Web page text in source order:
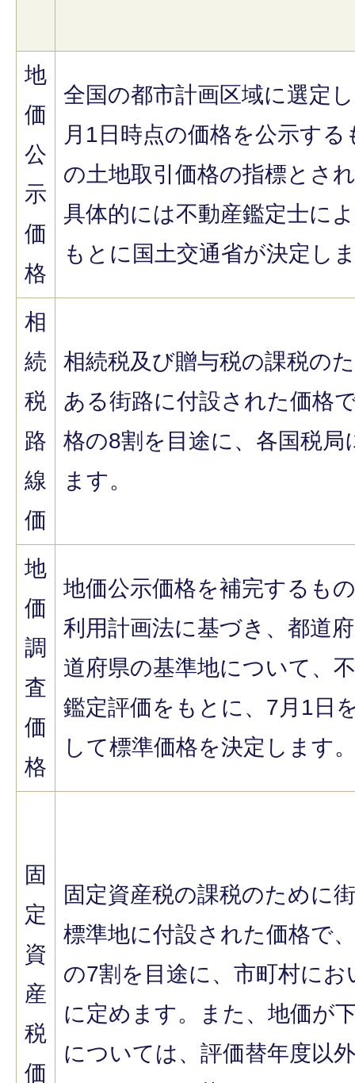
地
価
公
示
価
格
全国の都市計画区域に選定
月1日時点の価格を公示する
の土地取引価格の指標とさ
具体的には不動産鑑定士に
もとに国土交通省が決定し
相
続
税
路
線
価
相続税及び贈与税の課税の
ある街路に付設された価格
格の8割を目途に、各国税局
ます。
地
価
調
査
価
格
地価公示価格を補完するも
利用計画法に基づき、都道
道府県の基準地について、
鑑定評価をもとに、7月1日
して標準価格を決定します
固
定
資
産
税
価
固定資産税の課税のために
標準地に付設された価格で
の7割を目途に、市町村にお
に定めます。また、地価が
については、評価替年度以